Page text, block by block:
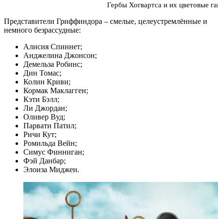
Гербы Хогвартса и их цветовые
Представители Гриффиндора – смелые, целеустремлённые и
немного безрассудные:
Алисия Спиннет;
Анджелина Джонсон;
Демельза Робинс;
Дин Томас;
Колин Криви;
Кормак Маклагген;
Кэти Бэлл;
Ли Джордан;
Оливер Вуд;
Парвати Патил;
Ричи Кут;
Ромильда Вейн;
Симус Финниган;
Фэй Данбар;
Элоиза Миджен.